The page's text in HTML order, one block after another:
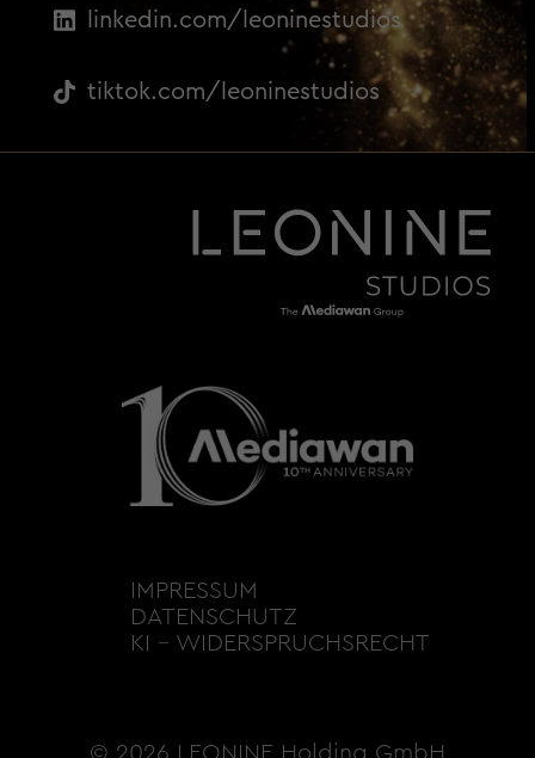
linkedin.com/leoninestudios
tiktok.com/leoninestudios
IMPRESSUM
DATENSCHUTZ
KI – WIDERSPRUCHSRECHT
© 2026 LEONINE Holding GmbH